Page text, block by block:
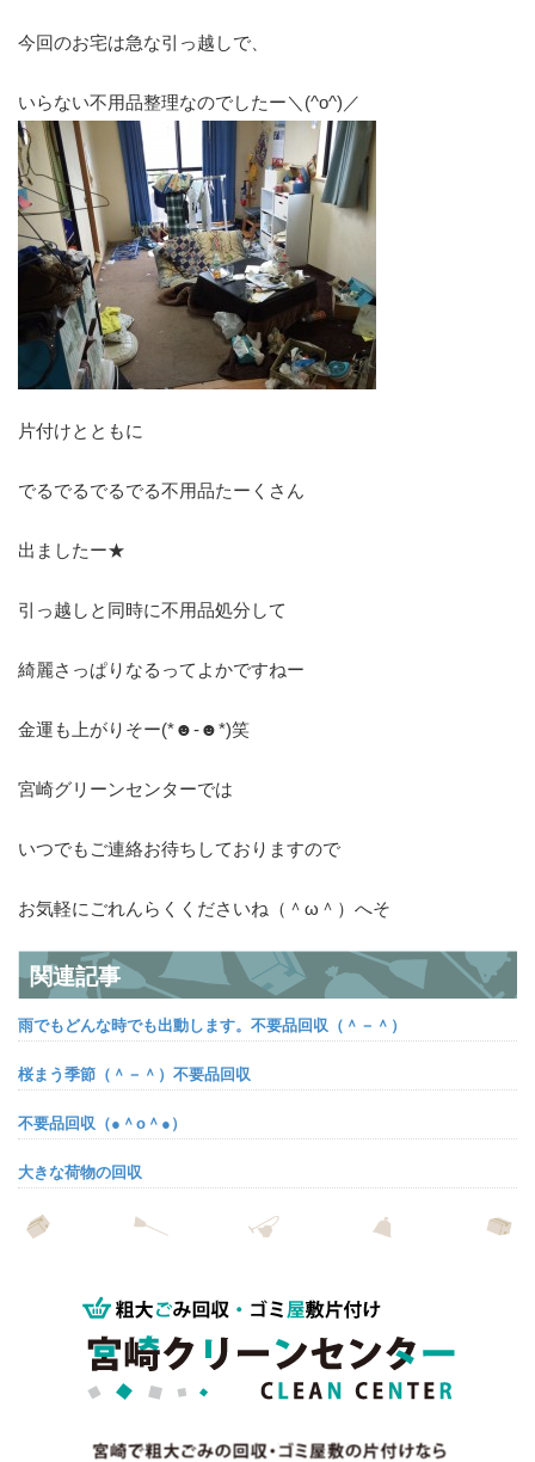
今回のお宅は急な引っ越しで、
いらない不用品整理なのでしたー＼(^o^)／
片付けとともに
でるでるでるでる不用品たーくさん
出ましたー★
引っ越しと同時に不用品処分して
綺麗さっぱりなるってよかですねー
金運も上がりそー(*☻-☻*)笑
宮崎グリーンセンターでは
いつでもご連絡お待ちしておりますので
お気軽にごれんらくくださいね（＾ω＾）へそ
関連記事
雨でもどんな時でも出動します。不要品回収（＾－＾）
桜まう季節（＾－＾）不要品回収
不要品回収（●＾o＾●）
大きな荷物の回収